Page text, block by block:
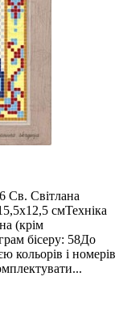
Св. Світлана
смТехніка
(крім
грам бісеру: 58До
кольорів і номерів